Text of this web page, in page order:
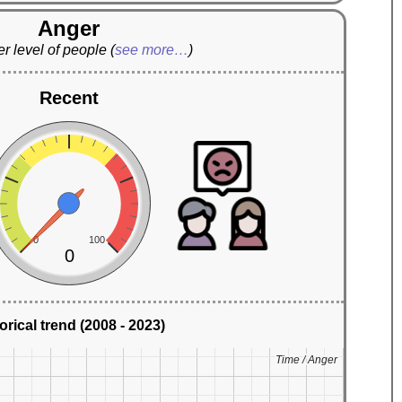
Anger
level of people(see more…)
Recent
0 100
0
trend (2008 - 2023)
Time / Anger
Time / Anger